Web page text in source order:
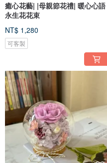
癒心花藝| |母親節花禮| 暖心心語
永生花花束
NT$ 1,280
可客製